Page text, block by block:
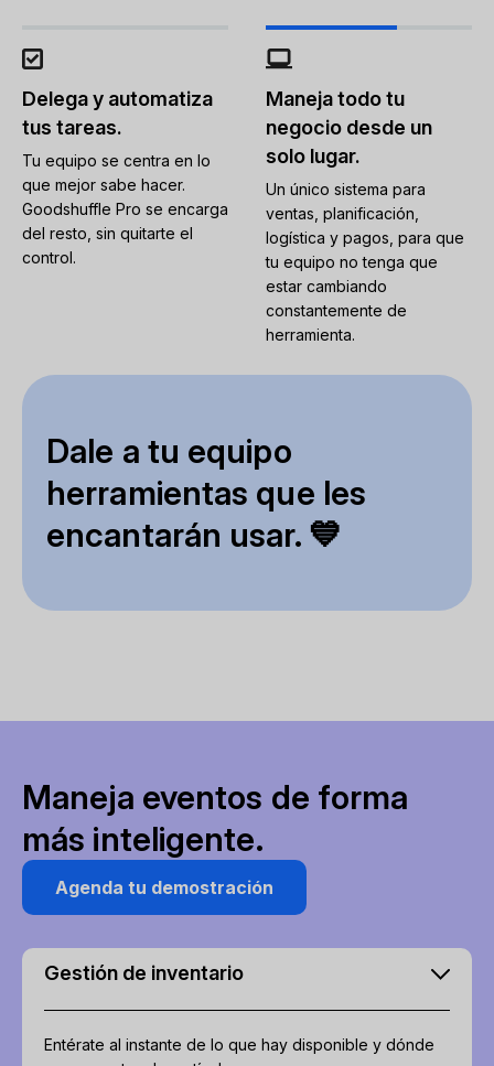
Delega y automatiza
tus tareas.
Tu equipo se centra en lo
que mejor sabe hacer.
Goodshuffle Pro se encarga
del resto, sin quitarte el
control.
Maneja todo tu
negocio desde un
solo lugar.
Un único sistema para
ventas, planificación,
logística y pagos, para que
tu equipo no tenga que
estar cambiando
constantemente de
herramienta.
Dale a tu equipo
herramientas que les
encantarán usar. 💙
Maneja eventos de forma
más inteligente.
Agenda tu demostración
Gestión de inventario
Entérate al instante de lo que hay disponible y dónde